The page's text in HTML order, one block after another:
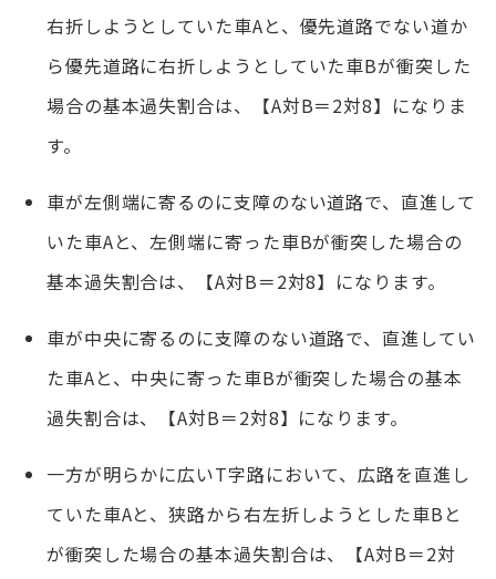
右折しようとしていた車Aと、優先道路でない道か
ら優先道路に右折しようとしていた車Bが衝突した
場合の基本過失割合は、【A対B＝2対8】になりま
す。
車が左側端に寄るのに支障のない道路で、直進して
いた車Aと、左側端に寄った車Bが衝突した場合の
基本過失割合は、【A対B＝2対8】になります。
車が中央に寄るのに支障のない道路で、直進してい
た車Aと、中央に寄った車Bが衝突した場合の基本
過失割合は、【A対B＝2対8】になります。
一方が明らかに広いT字路において、広路を直進し
ていた車Aと、狭路から右左折しようとした車Bと
が衝突した場合の基本過失割合は、【A対B＝2対